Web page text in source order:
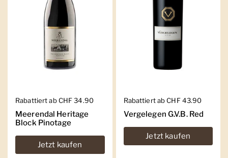
Regulärer Preis
Rabattiert ab CHF 34.90
Meerendal Heritage
Block Pinotage
Jetzt kaufen
Regulärer Preis
Rabattiert ab CHF 43.90
Vergelegen G.V.B. Red
Jetzt kaufen